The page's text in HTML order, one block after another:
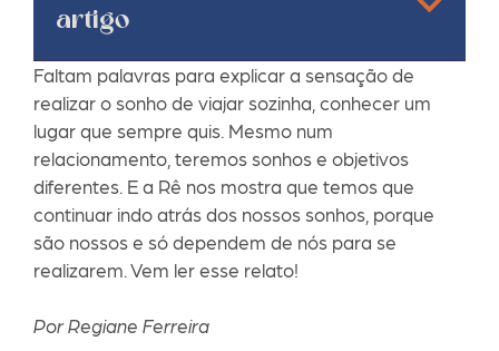
artigo
Faltam palavras para explicar a sensação de
realizar o sonho de viajar sozinha, conhecer um
lugar que sempre quis. Mesmo num
relacionamento, teremos sonhos e objetivos
diferentes. E a Rê nos mostra que temos que
continuar indo atrás dos nossos sonhos, porque
são nossos e só dependem de nós para se
realizarem. Vem ler esse relato!
Por Regiane Ferreira